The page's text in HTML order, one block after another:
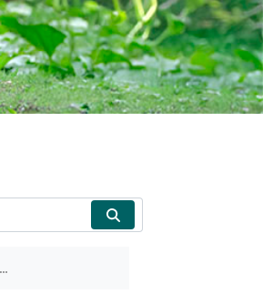
P&agrave;gines &ograve;rfenes